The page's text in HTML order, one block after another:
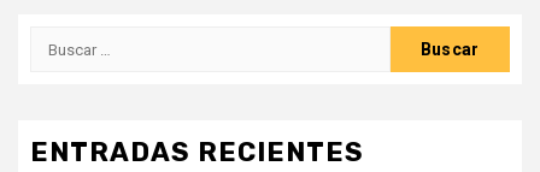
Buscar:
ENTRADAS RECIENTES